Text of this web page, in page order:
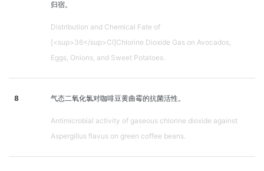
归宿。
Distribution and Chemical Fate of
[<sup>36</sup>Cl]Chlorine Dioxide Gas on Avocados,
Eggs, Onions, and Sweet Potatoes.
8 气态二氧化氯对咖啡豆黄曲霉的抗菌活性。
Antimicrobial activity of gaseous chlorine dioxide against
Aspergillus flavus on green coffee beans.